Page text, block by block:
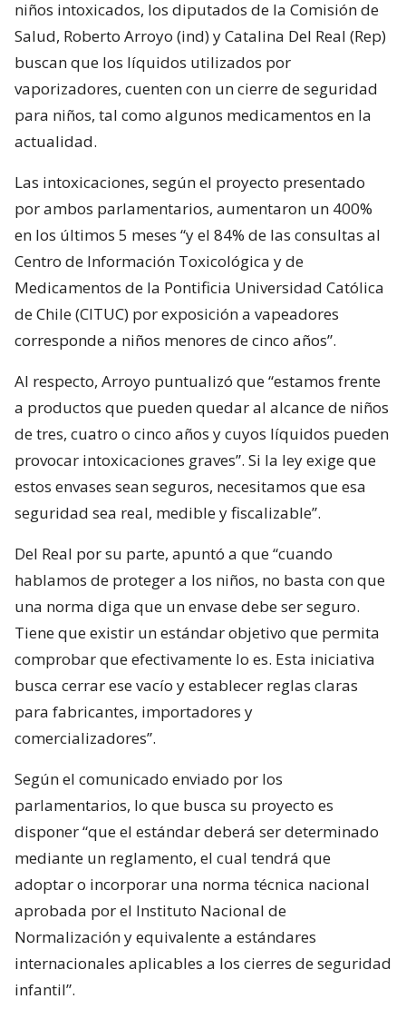
niños intoxicados, los diputados de la Comisión de
Salud, Roberto Arroyo (ind) y Catalina Del Real (Rep)
buscan que los líquidos utilizados por
vaporizadores, cuenten con un cierre de seguridad
para niños, tal como algunos medicamentos en la
actualidad.
Las intoxicaciones, según el proyecto presentado
por ambos parlamentarios, aumentaron un 400%
en los últimos 5 meses “y el 84% de las consultas al
Centro de Información Toxicológica y de
Medicamentos de la Pontificia Universidad Católica
de Chile (CITUC) por exposición a vapeadores
corresponde a niños menores de cinco años”.
Al respecto, Arroyo puntualizó que “estamos frente
a productos que pueden quedar al alcance de niños
de tres, cuatro o cinco años y cuyos líquidos pueden
provocar intoxicaciones graves”. Si la ley exige que
estos envases sean seguros, necesitamos que esa
seguridad sea real, medible y fiscalizable”.
Del Real por su parte, apuntó a que “cuando
hablamos de proteger a los niños, no basta con que
una norma diga que un envase debe ser seguro.
Tiene que existir un estándar objetivo que permita
comprobar que efectivamente lo es. Esta iniciativa
busca cerrar ese vacío y establecer reglas claras
para fabricantes, importadores y
comercializadores”.
Según el comunicado enviado por los
parlamentarios, lo que busca su proyecto es
disponer “que el estándar deberá ser determinado
mediante un reglamento, el cual tendrá que
adoptar o incorporar una norma técnica nacional
aprobada por el Instituto Nacional de
Normalización y equivalente a estándares
internacionales aplicables a los cierres de seguridad
infantil”.